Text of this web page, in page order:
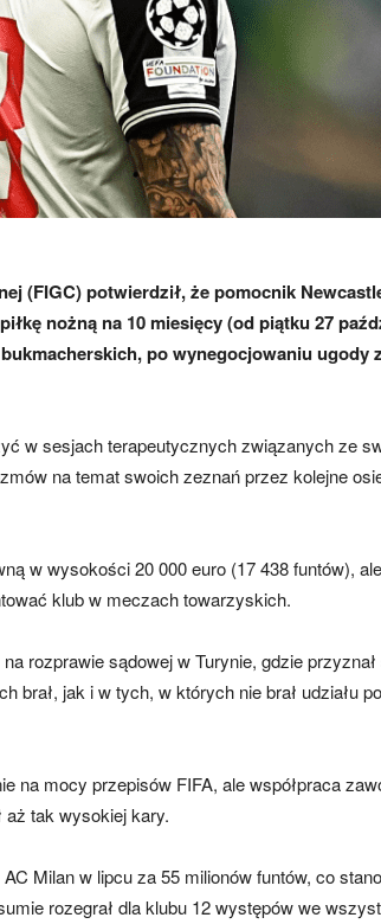
(FIGC) potwierdził, że pomocnik
nożną na 10 miesięcy (od piątku 27
po wynegocjowaniu ugody
w sesjach terapeutycznych związanych ze
na temat swoich zeznań przez kolejne
w wysokości 20 000 euro (17 438 funtów),
klub w meczach towarzyskich.
rozprawie sądowej w Turynie, gdzie
brał, jak i w tych, w których nie brał udziału
na mocy przepisów FIFA, ale współpraca
aż tak wysokiej kary.
Milan w lipcu za 55 milionów funtów, co
rozegrał dla klubu 12 występów we